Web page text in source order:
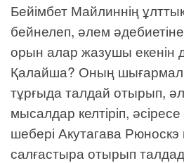
Бейімбет Майлиннің
бейнелеп, әлем
орын алар жазушы екенін
Қалайша? Оның
тұрғыда талдай отырып,
мысалдар келтіріп,
шебері Акутагава
салғастыра отырып